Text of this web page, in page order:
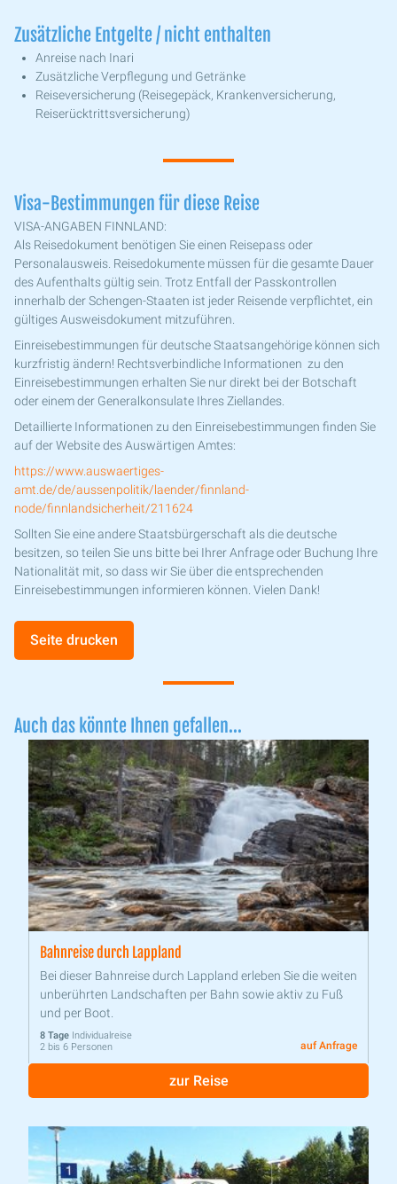
Zusätzliche Entgelte / nicht enthalten
Anreise nach Inari
Zusätzliche Verpflegung und Getränke
Reiseversicherung (Reisegepäck, Krankenversicherung,
Reiserücktrittsversicherung)
Visa-Bestimmungen für diese Reise
VISA-ANGABEN FINNLAND:
Als Reisedokument benötigen Sie einen Reisepass oder
Personalausweis. Reisedokumente müssen für die gesamte Dauer
des Aufenthalts gültig sein. Trotz Entfall der Passkontrollen
innerhalb der Schengen-Staaten ist jeder Reisende verpflichtet, ein
gültiges Ausweisdokument mitzuführen.
Einreisebestimmungen für deutsche Staatsangehörige können sich
kurzfristig ändern! Rechtsverbindliche Informationen zu den
Einreisebestimmungen erhalten Sie nur direkt bei der Botschaft
oder einem der Generalkonsulate Ihres Ziellandes.
Detaillierte Informationen zu den Einreisebestimmungen finden Sie
auf der Website des Auswärtigen Amtes:
https://www.auswaertiges-
amt.de/de/aussenpolitik/laender/finnland-
node/finnlandsicherheit/211624
Sollten Sie eine andere Staatsbürgerschaft als die deutsche
besitzen, so teilen Sie uns bitte bei Ihrer Anfrage oder Buchung Ihre
Nationalität mit, so dass wir Sie über die entsprechenden
Einreisebestimmungen informieren können. Vielen Dank!
Seite drucken
Auch das könnte Ihnen gefallen...
Bahnreise durch Lappland
Bei dieser Bahnreise durch Lappland erleben Sie die weiten
unberührten Landschaften per Bahn sowie aktiv zu Fuß
und per Boot.
8 Tage Individualreise
2 bis 6 Personen
auf Anfrage
zur Reise